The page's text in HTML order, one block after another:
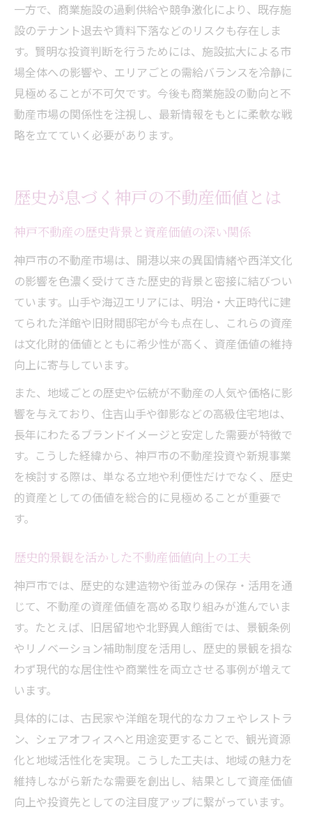
一方で、商業施設の過剰供給や競争激化により、既存施
設のテナント退去や賃料下落などのリスクも存在しま
す。賢明な投資判断を行うためには、施設拡大による市
場全体への影響や、エリアごとの需給バランスを冷静に
見極めることが不可欠です。今後も商業施設の動向と不
動産市場の関係性を注視し、最新情報をもとに柔軟な戦
略を立てていく必要があります。
歴史が息づく神戸の不動産価値とは
神戸不動産の歴史背景と資産価値の深い関係
神戸市の不動産市場は、開港以来の異国情緒や西洋文化
の影響を色濃く受けてきた歴史的背景と密接に結びつい
ています。山手や海辺エリアには、明治・大正時代に建
てられた洋館や旧財閥邸宅が今も点在し、これらの資産
は文化財的価値とともに希少性が高く、資産価値の維持
向上に寄与しています。
また、地域ごとの歴史や伝統が不動産の人気や価格に影
響を与えており、住吉山手や御影などの高級住宅地は、
長年にわたるブランドイメージと安定した需要が特徴で
す。こうした経緯から、神戸市の不動産投資や新規事業
を検討する際は、単なる立地や利便性だけでなく、歴史
的資産としての価値を総合的に見極めることが重要で
す。
歴史的景観を活かした不動産価値向上の工夫
神戸市では、歴史的な建造物や街並みの保存・活用を通
じて、不動産の資産価値を高める取り組みが進んでいま
す。たとえば、旧居留地や北野異人館街では、景観条例
やリノベーション補助制度を活用し、歴史的景観を損な
わず現代的な居住性や商業性を両立させる事例が増えて
います。
具体的には、古民家や洋館を現代的なカフェやレストラ
ン、シェアオフィスへと用途変更することで、観光資源
化と地域活性化を実現。こうした工夫は、地域の魅力を
維持しながら新たな需要を創出し、結果として資産価値
向上や投資先としての注目度アップに繋がっています。